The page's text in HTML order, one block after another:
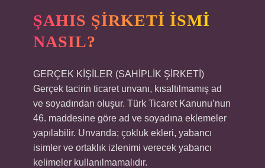
ŞAHIS ŞIRKETI ISMI
NASIL?
GERÇEK KİŞİLER (SAHİPLİK ŞİRKETİ)
Gerçek tacirin ticaret unvanı, kısaltılmamış ad
ve soyadından oluşur. Türk Ticaret Kanunu’nun
46. maddesine göre ad ve soyadına eklemeler
yapılabilir. Unvanda; çokluk ekleri, yabancı
isimler ve ortaklık izlenimi verecek yabancı
kelimeler kullanılmamalıdır.